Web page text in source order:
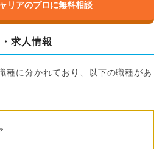
リアのプロに無料相談
求人情報
種に分かれており、以下の職種があ